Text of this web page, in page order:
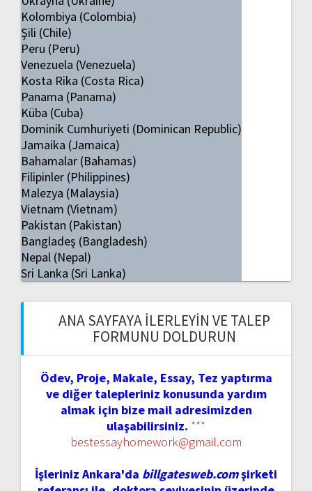
Kolombiya (Colombia)
Şili (Chile)
Peru (Peru)
Venezuela (Venezuela)
Kosta Rika (Costa Rica)
Panama (Panama)
Küba (Cuba)
Dominik Cumhuriyeti (Dominican Republic)
Jamaika (Jamaica)
Bahamalar (Bahamas)
Filipinler (Philippines)
Malezya (Malaysia)
Vietnam (Vietnam)
Pakistan (Pakistan)
Bangladeş (Bangladesh)
Nepal (Nepal)
Sri Lanka (Sri Lanka)
ANA SAYFAYA İLERLEYIN VE TALEP
FORMUNU DOLDURUN
Ödev, Proje, Makale, Essay, Tez yaptırma
ve diğer talepleriniz konusunda yardım
almak için bize mail adresimizden
ulaşabilirsiniz. ***
bestessayhomework@gmail.com
İşleriniz Ankara'da billgatesweb.comşirketi